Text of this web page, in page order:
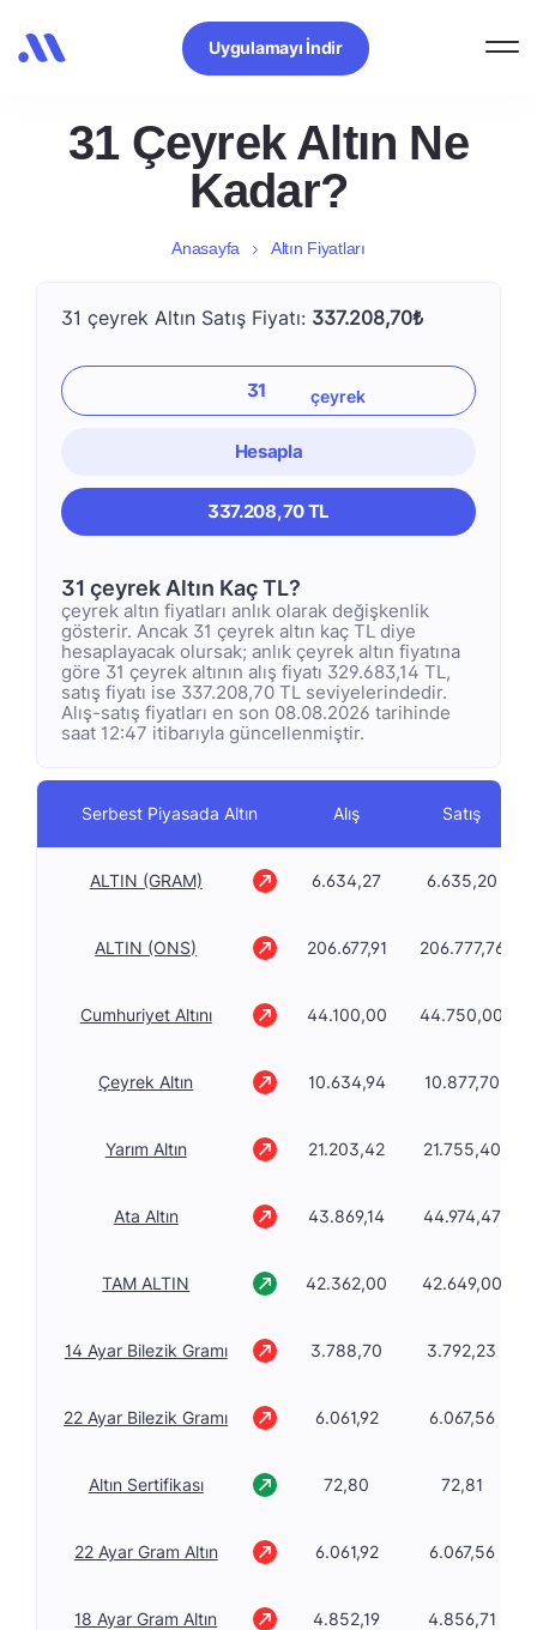
Uygulamayı İndir
31 Çeyrek Altın Ne
Kadar?
Anasayfa Altın Fiyatları
31 çeyrek Altın Satış Fiyatı: 337.208,70₺
Hesapla
337.208,70 TL
31 çeyrek Altın Kaç TL?
çeyrek altın fiyatları anlık olarak değişkenlik
gösterir. Ancak 31 çeyrek altın kaç TL diye
hesaplayacak olursak; anlık çeyrek altın fiyatına
göre 31 çeyrek altının alış fiyatı 329.683,14 TL,
satış fiyatı ise 337.208,70 TL seviyelerindedir.
Alış-satış fiyatları en son 08.08.2026 tarihinde
saat 12:47 itibarıyla güncellenmiştir.
Serbest Piyasada Altın Alış Satış
ALTIN (GRAM) 6.634,27 6.635,20
ALTIN (ONS) 206.677,91 206.777,76
Cumhuriyet Altını 44.100,00 44.750,00
Çeyrek Altın 10.634,94 10.877,70
Yarım Altın 21.203,42 21.755,40
Ata Altın 43.869,14 44.974,47
TAM ALTIN 42.362,00 42.649,00
14 Ayar Bilezik Gramı 3.788,70 3.792,23
22 Ayar Bilezik Gramı 6.061,92 6.067,56
Altın Sertifikası 72,80 72,81
22 Ayar Gram Altın 6.061,92 6.067,56
18 Ayar Gram Altın 4.852,19 4.856,71